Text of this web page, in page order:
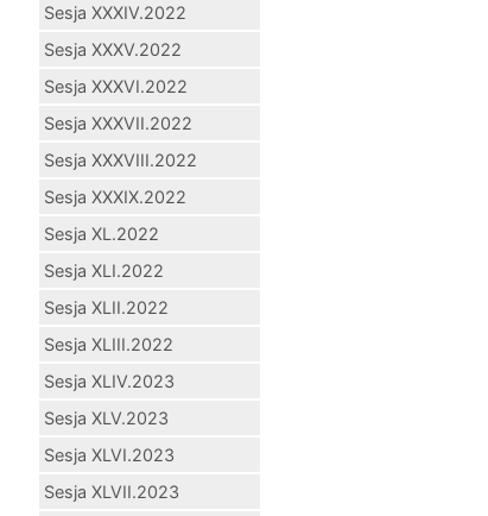
Sesja XXXIV.2022
Sesja XXXV.2022
Sesja XXXVI.2022
Sesja XXXVII.2022
Sesja XXXVIII.2022
Sesja XXXIX.2022
Sesja XL.2022
Sesja XLI.2022
Sesja XLII.2022
Sesja XLIII.2022
Sesja XLIV.2023
Sesja XLV.2023
Sesja XLVI.2023
Sesja XLVII.2023